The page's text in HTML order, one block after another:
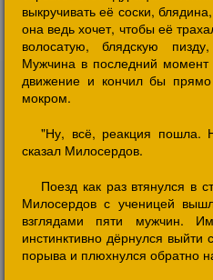
выкручивать её соски,
она ведь хочет, чтобы её
волосатую, блядскую
Мужчина в последний
движение и кончил бы
мокром.
"Ну, всё, реакция пошла.
сказал Милосердов.
Поезд как раз втянулся в
Милосердов с ученицей
взглядами пяти мужчин.
инстинктивно дёрнулся
порыва и плюхнулся обратно